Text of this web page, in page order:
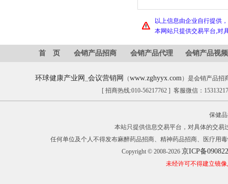
以上信息由企业自行提供
本网站只提供交易平台,对
首 页 会销产品招商 会销产品代理 会销产品视频
环球健康产业网 会议营销网 （www.zghyyx.com）是会销产品招
[ 招商热线:010-56217762 ] 客服微信：
保健
本站只提供信息交易平台，对具体的交
任何单位及个人不得发布麻醉药品招商、精神药品招商、医疗用
Copyright © 2008-2026 京ICP备
未经许可不得建立镜